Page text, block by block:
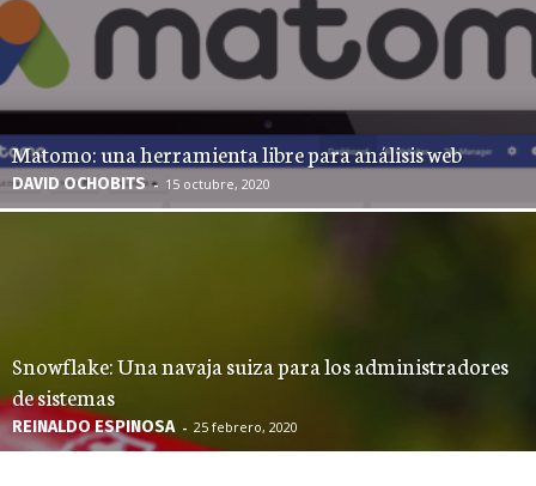
Matomo: una herramienta libre para análisis web
DAVID OCHOBITS - 15 octubre, 2020
Snowflake: Una navaja suiza para los administradores
de sistemas
REINALDO ESPINOSA - 25 febrero, 2020